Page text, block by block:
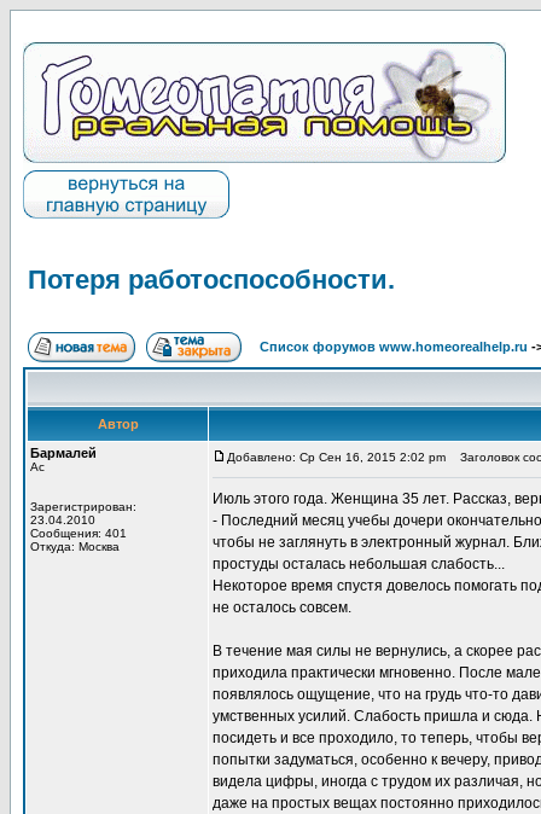
Потеря работоспособности.
Список форумов www.homeorealhelp.ru -
Автор
Бармалей
Ас
Зарегистрирован:
23.04.2010
Сообщения: 401
Откуда: Москва
Добавлено: Ср Сен 16, 2015 2:02 pm Заголовок
Июль этого года. Женщина 35 лет. Рассказ,
- Последний месяц учебы дочери
чтобы не заглянуть в электронный журнал.
простуды осталась небольшая слабость...
Некоторое время спустя довелось помогать
не осталось совсем.
В течение мая силы не вернулись, а скорее
приходила практически мгновенно. После
появлялось ощущение, что на грудь что-то
умственных усилий. Слабость пришла и сюда.
посидеть и все проходило, то теперь, чтобы
попытки задуматься, особенно к вечеру,
видела цифры, иногда с трудом их различая,
даже на простых вещах постоянно